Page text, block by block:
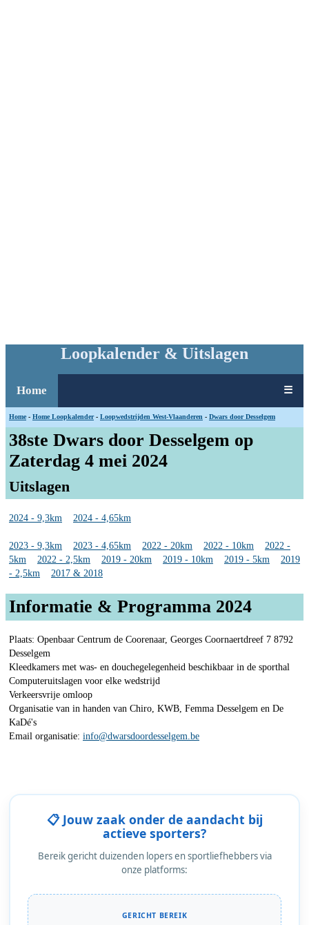
Loopkalender & Uitslagen
Home ☰
Home - Home Loopkalender- Loopwedstrijden West-Vlaanderen - Dwars door Desselgem
38ste Dwars door Desselgem op
Zaterdag 4 mei 2024
Uitslagen
2024 - 9,3km 2024 - 4,65km
2023 - 9,3km 2023 - 4,65km 2022 - 20km 2022 - 10km
2022 -
5km
2022 - 2,5km 2019 - 20km 2019 - 10km 2019 - 5km
2019
- 2,5km
2017 & 2018
Informatie & Programma 2024
Plaats: Openbaar Centrum de Coorenaar, Georges Coornaertdreef 7 8792
Desselgem
Kleedkamers met was- en douchegelegenheid beschikbaar in de sporthal
Computeruitslagen voor elke wedstrijd
Verkeersvrije omloop
Organisatie van in handen van Chiro, KWB, Femma Desselgem en De
KaDé's
Email organisatie: info@dwarsdoordesselgem.be
📋 Jouw zaak onder de aandacht bij
actieve sporters?
Bereik gericht duizenden lopers en sportliefhebbers via
onze platforms:
GERICHT BEREIK